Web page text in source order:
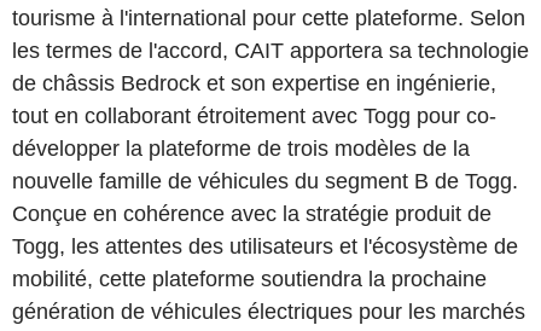
tourisme à l'international pour cette plateforme. Selon
les termes de l'accord, CAIT apportera sa technologie
de châssis Bedrock et son expertise en ingénierie,
tout en collaborant étroitement avec Togg pour co-
développer la plateforme de trois modèles de la
nouvelle famille de véhicules du segment B de Togg.
Conçue en cohérence avec la stratégie produit de
Togg, les attentes des utilisateurs et l'écosystème de
mobilité, cette plateforme soutiendra la prochaine
génération de véhicules électriques pour les marchés